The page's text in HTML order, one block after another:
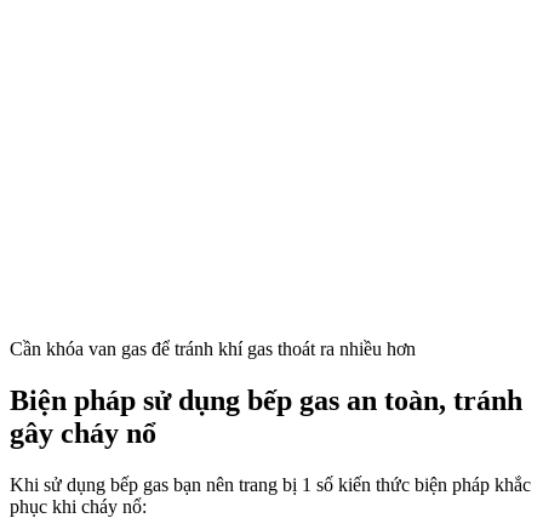
Cần khóa van gas để tránh khí gas thoát ra nhiều hơn
Biện pháp sử dụng bếp gas an toàn, tránh
gây cháy nổ
Khi sử dụng bếp gas bạn nên trang bị 1 số kiến thức biện pháp khắc
phục khi cháy nổ: